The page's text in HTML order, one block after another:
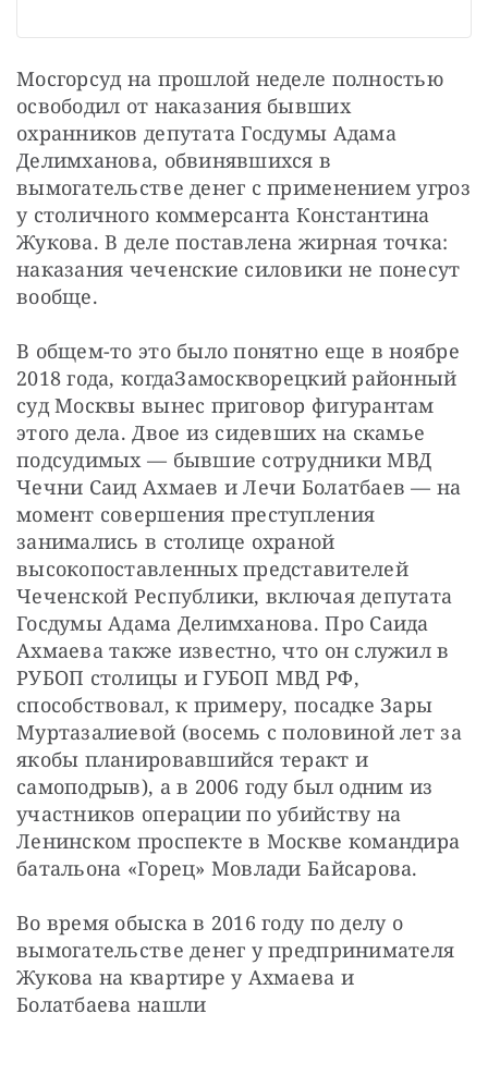
Мосгорсуд на прошлой неделе полностью
освободил от наказания бывших
охранников депутата Госдумы Адама
Делимханова, обвинявшихся в
вымогательстве денег с применением угроз
у столичного коммерсанта Константина
Жукова. В деле поставлена жирная точка:
наказания чеченские силовики не понесут
вообще.
В общем-то это было понятно еще в ноябре
2018 года, когдаЗамоскворецкий районный
суд Москвы вынес приговор фигурантам
этого дела. Двое из сидевших на скамье
подсудимых — бывшие сотрудники МВД
Чечни Саид Ахмаев и Лечи Болатбаев — на
момент совершения преступления
занимались в столице охраной
высокопоставленных представителей
Чеченской Республики, включая депутата
Госдумы Адама Делимханова. Про Саида
Ахмаева также известно, что он служил в
РУБОП столицы и ГУБОП МВД РФ,
способствовал, к примеру, посадке Зары
Муртазалиевой (восемь с половиной лет за
якобы планировавшийся теракт и
самоподрыв), а в 2006 году был одним из
участников операции по убийству на
Ленинском проспекте в Москве командира
батальона «Горец» Мовлади Байсарова.
Во время обыска в 2016 году по делу о
вымогательстве денег у предпринимателя
Жукова на квартире у Ахмаева и
Болатбаева нашли